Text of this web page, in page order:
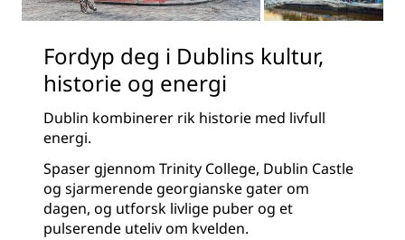
Fordyp deg i Dublins kultur,
historie og energi
Dublin kombinerer rik historie med livfull
energi.
Spaser gjennom Trinity College, Dublin Castle
og sjarmerende georgianske gater om
dagen, og utforsk livlige puber og et
pulserende uteliv om kvelden.